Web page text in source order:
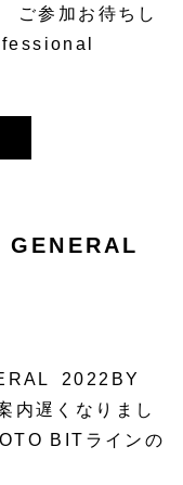
ご参加お待ちし
GENERAL⁡
⁡2022BY
内遅くなりまし
BITラインの